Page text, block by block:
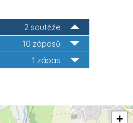
2 soutěže
10 zápasů
1 zápas
+